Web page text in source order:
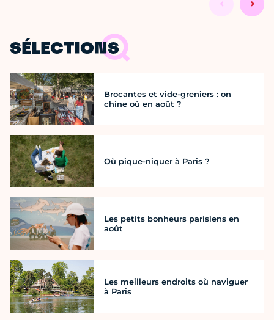
SÉLECTIONS
Brocantes et vide-greniers : on
chine où en août ?
Où pique-niquer à Paris ?
Les petits bonheurs parisiens en
août
Les meilleurs endroits où naviguer
à Paris